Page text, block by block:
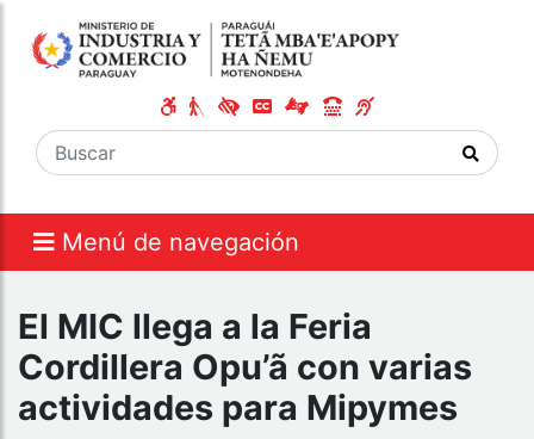
Menú de navegación
El MIC llega a la Feria
Cordillera Opu’ã con varias
actividades para Mipymes